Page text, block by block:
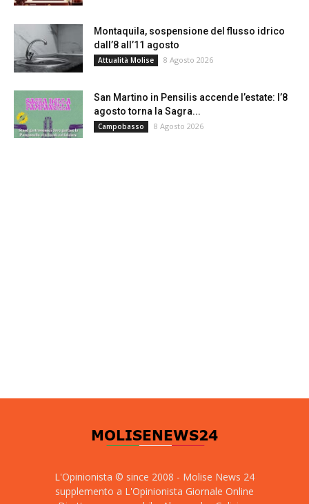
Montaquila, sospensione del flusso idrico
dall’8 all’11 agosto
Attualità Molise 8 Agosto 2026
San Martino in Pensilis accende l’estate: l’8
agosto torna la Sagra...
Campobasso 8 Agosto 2026
L'Opinionista © since 2008 - Molise News 24
supplemento a L'Opinionista Giornale Online